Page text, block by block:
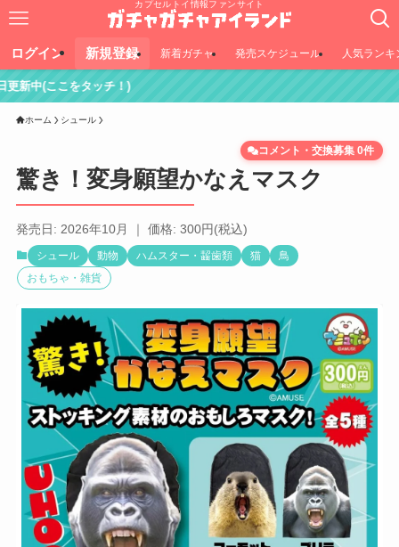
カプセルトイ情報ファンサイト
ログイン 新規登録 新着ガチャ 発売スケジュール 人気ランキ
ホーム シュール
驚き！変身願望かなえマスク
コメント・交換募集 0件
発売日: 2026年10月 ｜ 価格: 300円(税込)
シュール 動物 ハムスター・齧歯類 猫
鳥
おもちゃ・雑貨